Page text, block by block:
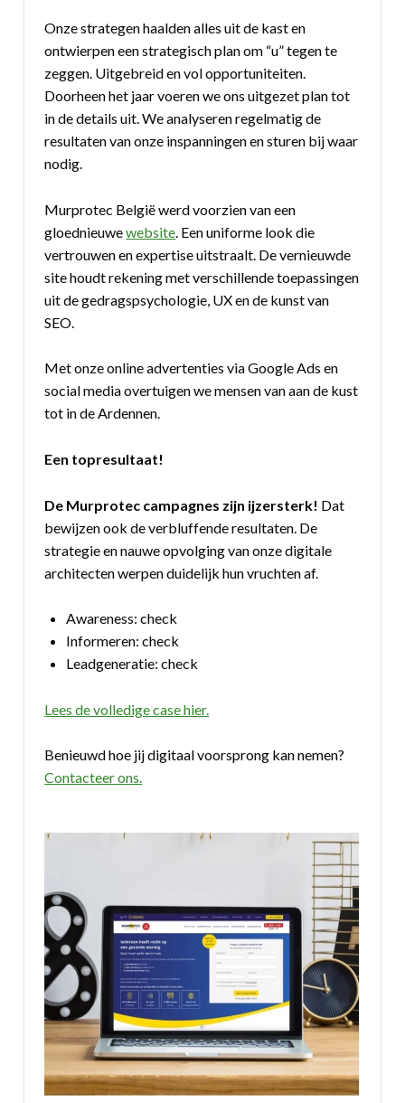
Onze strategen haalden alles uit de kast en
ontwierpen een strategisch plan om “u” tegen te
zeggen. Uitgebreid en vol opportuniteiten.
Doorheen het jaar voeren we ons uitgezet plan tot
in de details uit. We analyseren regelmatig de
resultaten van onze inspanningen en sturen bij waar
nodig.
Murprotec België werd voorzien van een
gloednieuwewebsite . Een uniforme look die
vertrouwen en expertise uitstraalt. De vernieuwde
site houdt rekening met verschillende toepassingen
uit de gedragspsychologie, UX en de kunst van
SEO.
Met onze online advertenties via Google Ads en
social media overtuigen we mensen van aan de kust
tot in de Ardennen.
Een topresultaat!
De Murprotec campagnes zijn ijzersterk! Dat
bewijzen ook de verbluffende resultaten. De
strategie en nauwe opvolging van onze digitale
architecten werpen duidelijk hun vruchten af.
Awareness: check
Informeren: check
Leadgeneratie: check
Lees de volledige case hier.
Benieuwd hoe jij digitaal voorsprong kan nemen?
Contacteer ons.